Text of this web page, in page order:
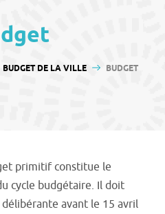
BUDGET DE LA VILLE BUDGET
primitif constitue le
cycle budgétaire. Il doit
avant le 15 avril